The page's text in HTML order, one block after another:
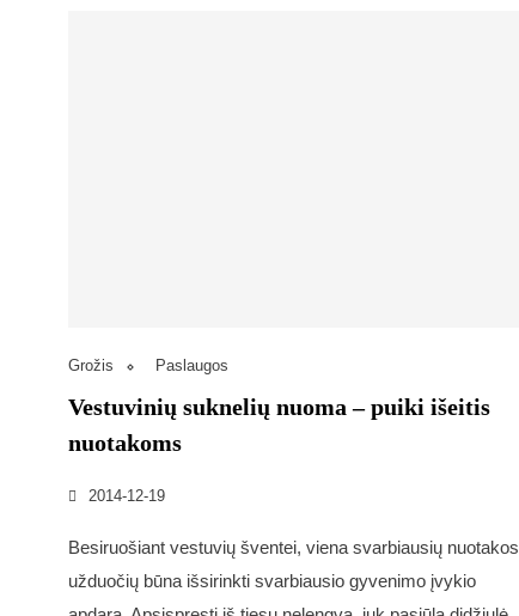
Grožis Paslaugos
Vestuvinių suknelių nuoma – puiki išeitis
nuotakoms
2014-12-19
Besiruošiant vestuvių šventei, viena svarbiausių nuotakos
užduočių būna išsirinkti svarbiausio gyvenimo įvykio